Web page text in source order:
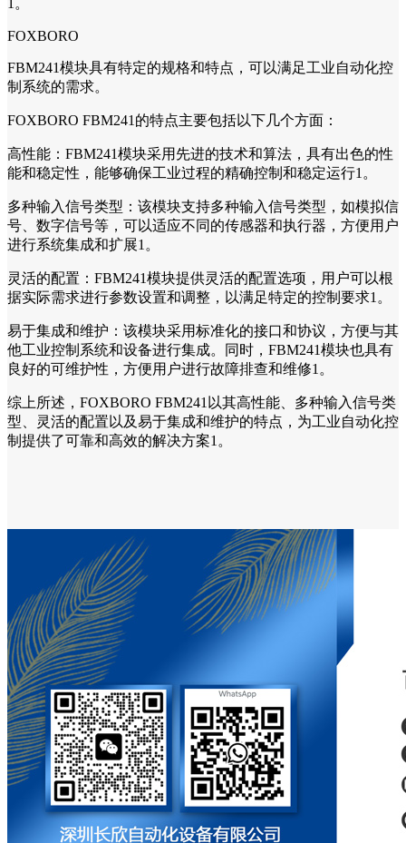
FOXBORO
FBM241模块具有特定的规格和特点，可以满足工业自动化控
制系统的需求。
FOXBORO FBM241的特点主要包括以下几个方面：
高性能：FBM241模块采用先进的技术和算法，具有出色的性
能和稳定性，能够确保工业过程的精确控制和稳定运行1。
多种输入信号类型：该模块支持多种输入信号类型，如模拟信
号、数字信号等，可以适应不同的传感器和执行器，方便用户
进行系统集成和扩展1。
灵活的配置：FBM241模块提供灵活的配置选项，用户可以根
据实际需求进行参数设置和调整，以满足特定的控制要求1。
易于集成和维护：该模块采用标准化的接口和协议，方便与其
他工业控制系统和设备进行集成。同时，FBM241模块也具有
良好的可维护性，方便用户进行故障排查和维修1。
综上所述，FOXBORO FBM241以其高性能、多种输入信号类
型、灵活的配置以及易于集成和维护的特点，为工业自动化控
制提供了可靠和高效的解决方案1。